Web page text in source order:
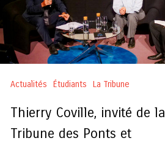
Actualités Étudiants La Tribune
Thierry Coville, invité de la
Tribune des Ponts et